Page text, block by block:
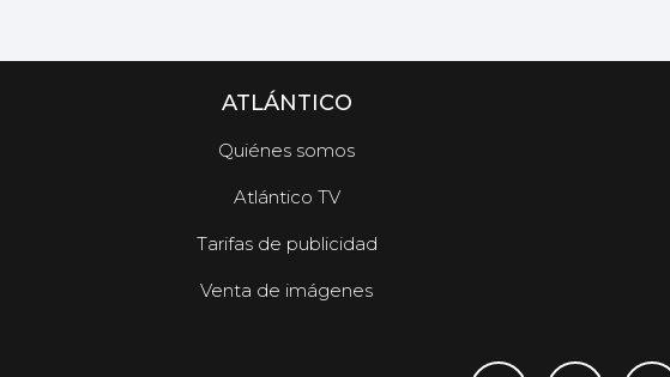
ATLÁNTICO
Quiénes somos
Atlántico TV
Tarifas de publicidad
Venta de imágenes